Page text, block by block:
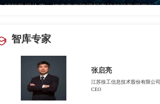
智库专家
张启亮
江苏徐工信息技术股份有限公司
CEO